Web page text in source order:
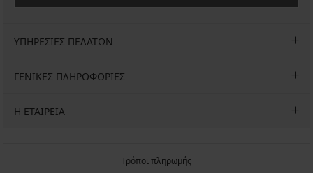
ΥΠΗΡΕΣΙΕΣ ΠΕΛΑΤΩΝ
ΓΕΝΙΚΕΣ ΠΛΗΡΟΦΟΡΙΕΣ
Η ΕΤΑΙΡΕΙΑ
Τρόποι πληρωμής